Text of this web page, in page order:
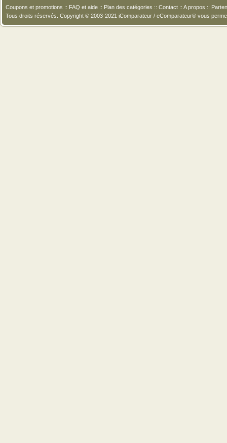
Coupons et promotions :: FAQ et aide :: Plan des catégories :: Contact :: A propos ::
Tous droits réservés. Copyright © 2003-2021 iComparateur / eComparateur® vous